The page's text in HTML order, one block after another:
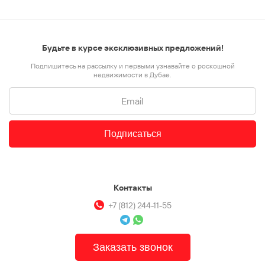
Контакты
+7 (812) 244-11-55
Заказать звонок
Будьте в курсе эксклюзивных предложений!
Подпишитесь на рассылку и первыми узнавайте о роскошной
недвижимости в Дубае.
Подписаться